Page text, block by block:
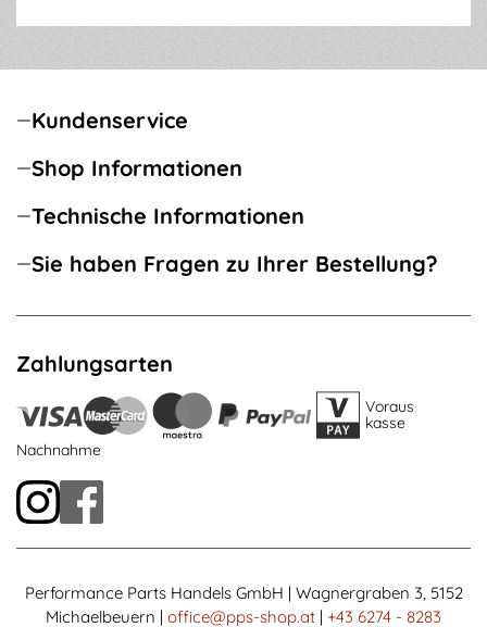
Kundenservice
Shop Informationen
Technische Informationen
Sie haben Fragen zu Ihrer Bestellung?
Zahlungsarten
Voraus
kasse
Nachnahme
Performance Parts Handels GmbH | Wagnergraben 3, 5152
Michaelbeuern | office@pps-shop.at | +43 6274 - 8283